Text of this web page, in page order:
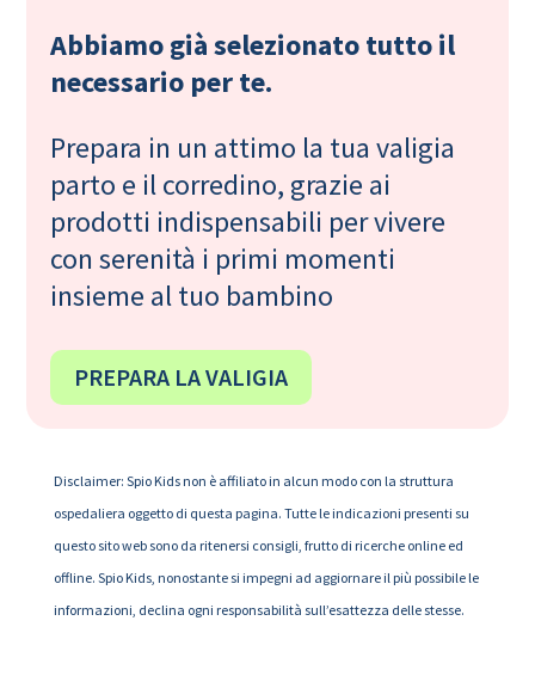
Abbiamo già selezionato tutto il
necessario per te.
Prepara in un attimo la tua valigia
parto e il corredino, grazie ai
prodotti indispensabili per vivere
con serenità i primi momenti
insieme al tuo bambino
PREPARA LA VALIGIA
Disclaimer: Spio Kids non è affiliato in alcun modo con la struttura
ospedaliera oggetto di questa pagina. Tutte le indicazioni presenti su
questo sito web sono da ritenersi consigli, frutto di ricerche online ed
offline. Spio Kids, nonostante si impegni ad aggiornare il più possibile le
informazioni, declina ogni responsabilità sull’esattezza delle stesse.